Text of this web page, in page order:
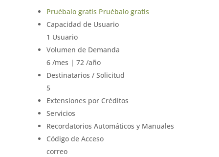
Pruébalo gratis Pruébalo gratis
Capacidad de Usuario
1 Usuario
Volumen de Demanda
6 /mes | 72 /año
Destinatarios / Solicitud
5
Extensiones por Créditos
Servicios
Recordatorios Automáticos y Manuales
Código de Acceso
correo